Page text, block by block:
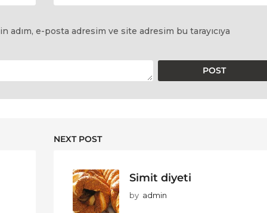
adım, e-posta adresim ve site adresim bu tarayıcıya
NEXT POST
Simit diyeti
by admin